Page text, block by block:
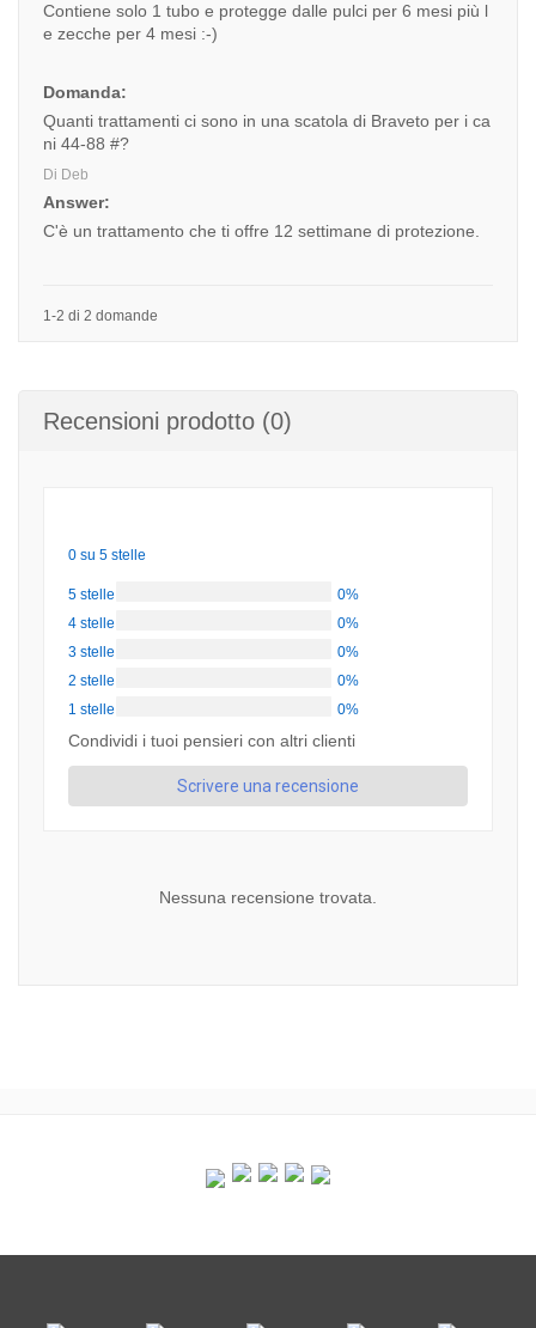
Contiene solo 1 tubo e protegge dalle pulci per 6 mesi più l
e zecche per 4 mesi :-)
Domanda:
Quanti trattamenti ci sono in una scatola di Braveto per i ca
ni 44-88 #?
Di Deb
Answer:
C'è un trattamento che ti offre 12 settimane di protezione.
1-2 di 2 domande
Recensioni prodotto (0)
0 su 5 stelle
5 stelle
0%
4 stelle
0%
3 stelle
0%
2 stelle
0%
1 stelle
0%
Condividi i tuoi pensieri con altri clienti
Scrivere una recensione
Nessuna recensione trovata.